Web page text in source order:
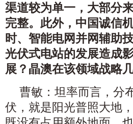
渠道较为单一，大部分
完整。此外，中国诚信
时、智能电网并网辅助
光伏式电站的发展造成
展？晶澳在该领域战略
曹敏：坦率而言，分
伏，就是阳光普照大地